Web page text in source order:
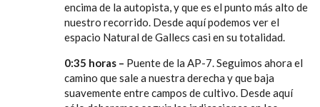
encima de la autopista, y que es el punto más alto de
nuestro recorrido. Desde aquí podemos ver el
espacio Natural de Gallecs casi en su totalidad.
0:35 horas – Puente de la AP-7. Seguimos ahora el
camino que sale a nuestra derecha y que baja
suavemente entre campos de cultivo. Desde aquí